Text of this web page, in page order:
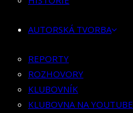
KLUBOVNA NA YOUTUBE
SUPPORTUJEME
PROPOJOVÁNÍ SCÉN
RECENZE
KFN/FESTIVAL
AUTORSKÁ TVORBA
REPORTY
ROZHOVORY
KLUBOVNÍK
KLUBOVNA NA YOUTUBE